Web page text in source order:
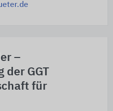
–
der GGT
für